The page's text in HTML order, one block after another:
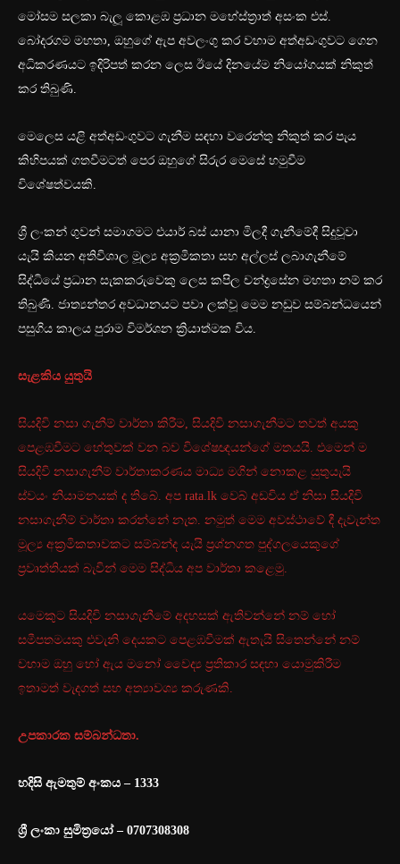
මෝසම සලකා බැලූ කොළඹ ප්‍රධාන මහේස්ත්‍රාත් අසංක එස්.
බෝදරගම මහතා, ඔහුගේ ඇප අවලංගු කර වහාම අත්අඩංගුවට ගෙන
අධිකරණයට ඉදිරිපත් කරන ලෙස ඊයේ දිනයේම නියෝගයක් නිකුත්
කර තිබුණි.
මෙලෙස යළි අත්අඩංගුවට ගැනීම සඳහා වරෙන්තු නිකුත් කර පැය
කිහිපයක් ගතවීමටත් පෙර ඔහුගේ සිරුර මෙසේ හමුවීම
විශේෂත්වයකි.
ශ්‍රී ලංකන් ගුවන් සමාගමට එයාර් බස් යානා මිලදී ගැනීමේදී සිදුවූවා
යැයි කියන අතිවිශාල මූල්‍ය අක්‍රමිකතා සහ අල්ලස් ලබාගැනීමේ
සිද්ධියේ ප්‍රධාන සැකකරුවෙකු ලෙස කපිල චන්ද්‍රසේන මහතා නම් කර
තිබුණි. ජාත්‍යන්තර අවධානයට පවා ලක්වූ මෙම නඩුව සම්බන්ධයෙන්
පසුගිය කාලය පුරාම විමර්ශන ක්‍රියාත්මක විය.
සැළකිය යුතුයි
සියදිවි නසා ගැනීම් වාර්තා කිරීම, සියදිවි නසාගැනීමට තවත් අයකු
පෙළඹවීමට හේතුවක් වන බව විශේෂඥයන්ගේ මතයයි. එමෙන් ම
සියදිවි නසාගැනීම් වාර්තාකරණය මාධ්‍ය මගින් නොකළ යුතුයැයි
ස්වයං නියාමනයක් ද තිබේ. අප rata.lk වෙබ් අඩවිය ඒ නිසා සියදිවි
නසාගැනීම් වාර්තා කරන්නේ නැත. නමුත් මෙම අවස්ථාවේ දී දැවැන්ත
මූල්‍ය අක්‍රමිකතාවකට සම්බන්ද යැයි ප්‍රශ්නගත පුද්ගලයෙකුගේ
ප්‍රවෘත්තියක් බැවින් මෙම සිද්ධිය අප වාර්තා කළෙමු.
යමෙකුට සියදිවි නසාගැනීමේ අදහසක් ඇතිවන්නේ නම් හෝ
සමීපතමයකු එවැනි දෙයකට පෙළඹවීමක් ඇතැයි සිතෙන්නේ නම්
වහාම ඔහු හෝ ඇය මනෝ වෛද්‍ය ප්‍රතිකාර සඳහා යොමුකිරීම
ඉතාමත් වැදගත් සහ අත්‍යාවශ්‍ය කරුණකි.
උපකාරක සම්බන්ධතා.
හදිසි ඇමතුම් අංකය – 1333
ශ්‍රී ලංකා සුමිත්‍රයෝ – 0707308308